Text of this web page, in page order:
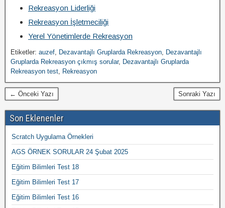
Rekreasyon Liderliği
Rekreasyon İşletmeciliği
Yerel Yönetimlerde Rekreasyon
Etiketler: auzef, Dezavantajlı Gruplarda Rekreasyon, Dezavantajlı
Gruplarda Rekreasyon çıkmış sorular, Dezavantajlı Gruplarda
Rekreasyon test, Rekreasyon
← Önceki Yazı Sonraki Yazı
Son Eklenenler
Scratch Uygulama Örnekleri
AGS ÖRNEK SORULAR 24 Şubat 2025
Eğitim Bilimleri Test 18
Eğitim Bilimleri Test 17
Eğitim Bilimleri Test 16